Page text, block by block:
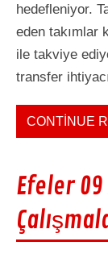
hedefleniyor.
eden takımlar
ile takviye
transfer
CONTINUE
Efeler